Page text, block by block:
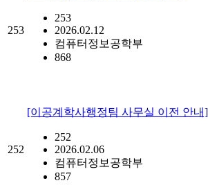
253
253
2026.02.12
컴퓨터정보공학부
868
252
[이공계학사행정팀 사무실 이전 안내]
252
2026.02.06
컴퓨터정보공학부
857